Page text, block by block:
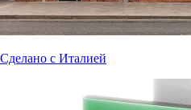
Сделано с Италией